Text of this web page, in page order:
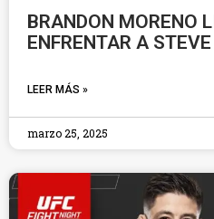
BRANDON MORENO
ENFRENTAR A
LEER MÁS »
marzo 25, 2025